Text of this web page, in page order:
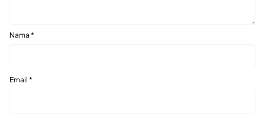
Nama *
Email *